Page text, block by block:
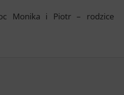
Monika i Piotr – rodzice